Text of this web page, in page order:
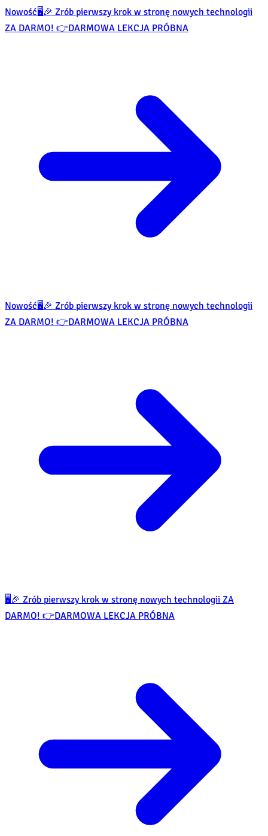
Nowość🖥️🎉 Zrób pierwszy krok w stronę nowych technologii
ZA DARMO! 👉DARMOWA LEKCJA PRÓBNA
Nowość🖥️🎉 Zrób pierwszy krok w stronę nowych technologii
ZA DARMO! 👉DARMOWA LEKCJA PRÓBNA
🖥️🎉 Zrób pierwszy krok w stronę nowych technologii ZA
DARMO! 👉DARMOWA LEKCJA PRÓBNA